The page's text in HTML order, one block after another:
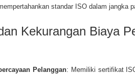
standar ISO dalam jangka
Kekurangan Biaya
Pelanggan: Memiliki sertifikat